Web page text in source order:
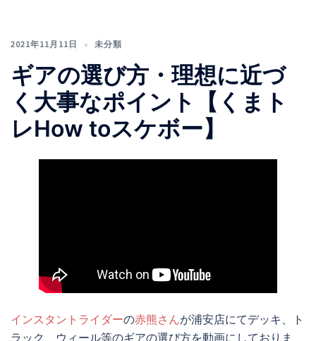
2021年11月11日 未分類
ギアの選び方・理想に近づ
く大事なポイント【くまト
レHow toスケボー】
インスタントライダーの赤熊さんが浦安店にてデッキ、ト
ラック、ウィール等のギアの選び方を動画にしておりま